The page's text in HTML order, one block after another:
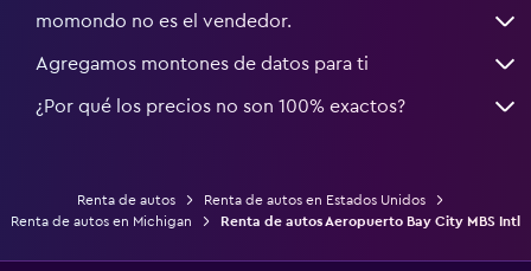
momondo no es el vendedor.
Agregamos montones de datos para ti
¿Por qué los precios no son 100% exactos?
Renta de autos
Renta de autos en Estados Unidos
Renta de autos en Michigan
Renta de autos Aeropuerto Bay City MBS Intl